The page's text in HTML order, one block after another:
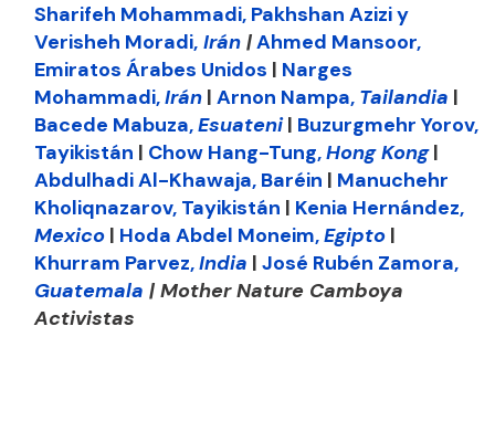
Sharifeh Mohammadi, Pakhshan Azizi y
Verisheh Moradi, Irán |Ahmed Mansoor,
Emiratos Árabes Unidos | Narges
Mohammadi,Irán | Arnon Nampa, Tailandia |
Bacede Mabuza,Esuateni | Buzurgmehr Yorov,
Tayikistán | Chow Hang-Tung,Hong Kong|
Abdulhadi Al-Khawaja, Baréin | Manuchehr
Kholiqnazarov, Tayikistán | Kenia Hernández,
Mexico | Hoda Abdel Moneim,Egipto |
Khurram Parvez,India | José Rubén Zamora,
Guatemala | Mother Nature Camboya
Activistas